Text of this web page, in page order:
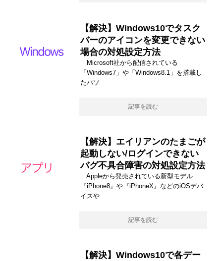
【解決】Windows10でタスク
バーのアイコンを変更できない
場合の対処設定方法
Microsoft社から配信されている
「Windows7」や「Windows8.1」を搭載し
たパソ
記事を読む
【解決】エイリアンのたまごが
起動しない/ログインできない
バグ不具合障害の対処設定方法
Appleから発売されている新型モデル
『iPhone8』や『iPhoneX』などのiOSデバ
イスや
記事を読む
【解決】Windows10で各デー